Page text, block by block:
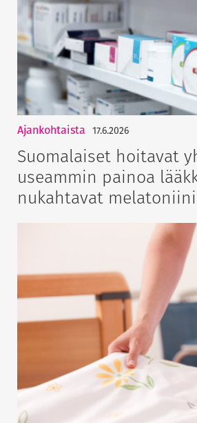
Ajankohtaista 17.6.2026
Suomalaiset hoitavat
useammin painoa
nukahtavat